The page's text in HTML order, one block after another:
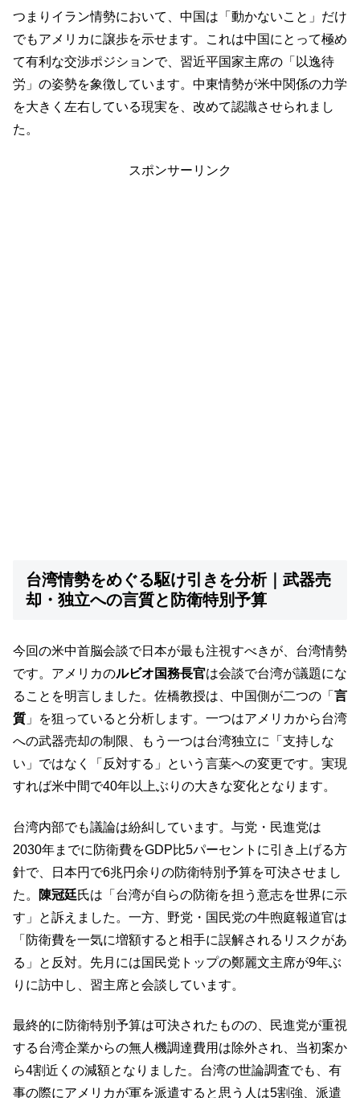
つまりイラン情勢において、中国は「動かないこと」だけ
でもアメリカに譲歩を示せます。これは中国にとって極め
て有利な交渉ポジションで、習近平国家主席の「以逸待
労」の姿勢を象徴しています。中東情勢が米中関係の力学
を大きく左右している現実を、改めて認識させられまし
た。
スポンサーリンク
台湾情勢をめぐる駆け引きを分析｜武器売
却・独立への言質と防衛特別予算
今回の米中首脳会談で日本が最も注視すべきが、台湾情勢
です。アメリカのルビオ国務長官は会談で台湾が議題にな
ることを明言しました。佐橋教授は、中国側が二つの「 言
質 」を狙っていると分析します。一つはアメリカから台湾
への武器売却の制限、もう一つは台湾独立に「支持しな
い」ではなく「反対する」という言葉への変更です。実現
すれば米中間で40年以上ぶりの大きな変化となります。
台湾内部でも議論は紛糾しています。与党・民進党は
2030年までに防衛費をGDP比5パーセントに引き上げる方
針で、日本円で6兆円余りの防衛特別予算を可決させまし
た。
陳冠廷氏は「台湾が自らの防衛を担う意志を世界に示
す」と訴えました。一方、野党・国民党の牛煦庭報道官は
「防衛費を一気に増額すると相手に誤解されるリスクがあ
る」と反対。先月には国民党トップの鄭麗文主席が9年ぶ
りに訪中し、習主席と会談しています。
最終的に防衛特別予算は可決されたものの、民進党が重視
する台湾企業からの無人機調達費用は除外され、当初案か
ら4割近くの減額となりました。台湾の世論調査でも、有
事の際にアメリカが軍を派遣すると思う人は5割強、派遣